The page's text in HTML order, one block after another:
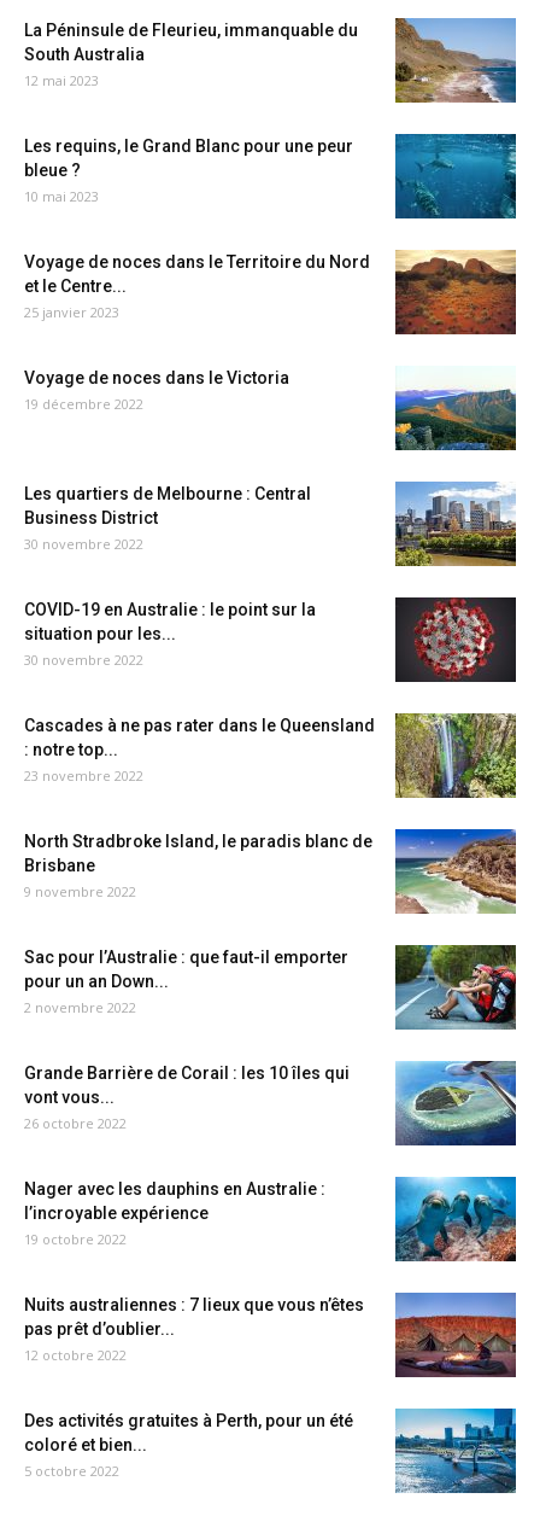
La Péninsule de Fleurieu, immanquable du
South Australia
12 mai 2023
Les requins, le Grand Blanc pour une peur
bleue ?
10 mai 2023
Voyage de noces dans le Territoire du Nord
et le Centre...
25 janvier 2023
Voyage de noces dans le Victoria
19 décembre 2022
Les quartiers de Melbourne : Central
Business District
30 novembre 2022
COVID-19 en Australie : le point sur la
situation pour les...
30 novembre 2022
Cascades à ne pas rater dans le Queensland
: notre top...
23 novembre 2022
North Stradbroke Island, le paradis blanc de
Brisbane
9 novembre 2022
Sac pour l’Australie : que faut-il emporter
pour un an Down...
2 novembre 2022
Grande Barrière de Corail : les 10 îles qui
vont vous...
26 octobre 2022
Nager avec les dauphins en Australie :
l’incroyable expérience
19 octobre 2022
Nuits australiennes : 7 lieux que vous n’êtes
pas prêt d’oublier...
12 octobre 2022
Des activités gratuites à Perth, pour un été
coloré et bien...
5 octobre 2022